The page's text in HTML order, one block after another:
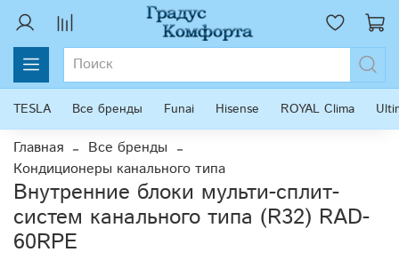
TESLA Все бренды Funai Hisense ROYAL Clima
Главная
Все бренды
Кондиционеры канального типа
Внутренние блоки мульти-сплит-
систем канального типа (R32) RAD-
60RPE